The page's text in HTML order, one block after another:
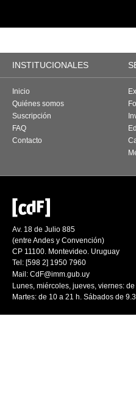
INSTITUCIONALES
Inicio
Quiénes somos
Suscripción
FAQ
Contacto
Av. 18 de Julio 885
(entre Andes y Convención)
CP 11100. Montevideo. Uruguay
Tel: [598 2] 1950 7960
Mail: CdF@imm.gub.uy
Lunes, miércoles, jueves, viernes:
Martes: de 10 a 21 h. Sábados de